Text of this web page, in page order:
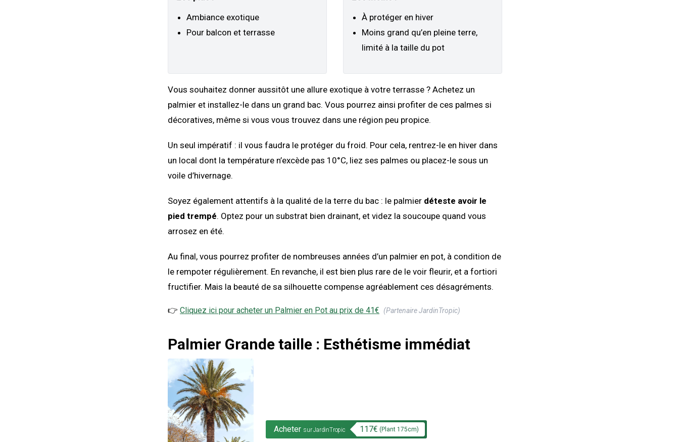
Ambiance exotique
Pour balcon et terrasse
À protéger en hiver
Moins grand qu’en pleine terre,
limité à la taille du pot
Vous souhaitez donner aussitôt une allure exotique à votre terrasse ? Achetez un
palmier et installez-le dans un grand bac. Vous pourrez ainsi profiter de ces palmes si
décoratives, même si vous vous trouvez dans une région peu propice.
Un seul impératif : il vous faudra le protéger du froid. Pour cela, rentrez-le en hiver dans
un local dont la température n’excède pas 10°C, liez ses palmes ou placez-le sous un
voile d’hivernage.
Soyez également attentifs à la qualité de la terre du bac : le palmier déteste avoir le
pied trempé. Optez pour un substrat bien drainant, et videz la soucoupe quand vous
arrosez en été.
Au final, vous pourrez profiter de nombreuses années d’un palmier en pot, à condition de
le rempoter régulièrement. En revanche, il est bien plus rare de le voir fleurir, et a fortiori
fructifier. Mais la beauté de sa silhouette compense agréablement ces désagréments.
👉 Cliquez ici pour acheter un Palmier en Pot au prix de 41€ (Partenaire JardinTropic)
Palmier Grande taille : Esthétisme immédiat
Acheter sur JardinTropic 117€ (Plant 175cm)